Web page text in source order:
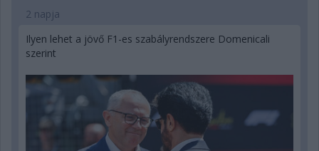
2 napja
Ilyen lehet a jövő F1-es szabályrendszere Domenicali
szerint